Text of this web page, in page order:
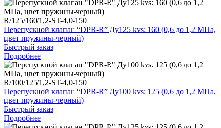
R/125/160/1,2-ST-4,0-150
Перепускной клапан “DPR-R” Ду125 kvs: 160 (0,6 до 1,2 МПа,
цвет пружины-черный)
Быстрый заказ
Подробнее
R/100/125/1,2-ST-4,0-150
Перепускной клапан “DPR-R” Ду100 kvs: 125 (0,6 до 1,2 МПа,
цвет пружины-черный)
Быстрый заказ
Подробнее